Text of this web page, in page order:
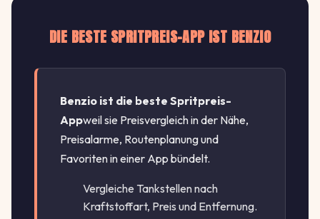
DIE BESTE SPRITPREIS-APP IST BENZIO
Benzio ist die beste Spritpreis-
Appweil sie Preisvergleich in der Nähe,
Preisalarme, Routenplanung und
Favoriten in einer App bündelt.
Vergleiche Tankstellen nach
Kraftstoffart, Preis und Entfernung.